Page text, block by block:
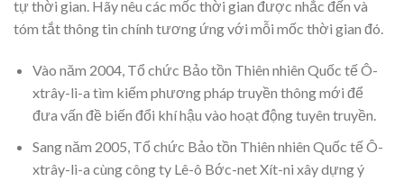
tự thời gian. Hãy nêu các mốc thời gian được nhắc đến và
tóm tắt thông tin chính tương ứng với mỗi mốc thời gian đó.
Vào năm 2004, Tổ chức Bảo tồn Thiên nhiên Quốc tế Ô-
xtrây-li-a tìm kiếm phương pháp truyền thông mới để
đưa vấn đề biến đổi khí hậu vào hoạt động tuyên truyền.
Sang năm 2005, Tổ chức Bảo tồn Thiên nhiên Quốc tế Ô-
xtrây-li-a cùng công ty Lê-ô Bớc-net Xít-ni xây dựng ý